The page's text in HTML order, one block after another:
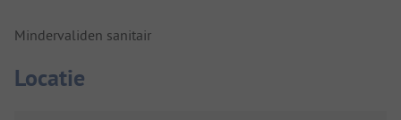
Mindervaliden sanitair
Locatie